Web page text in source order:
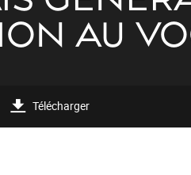
AU
Télécharger